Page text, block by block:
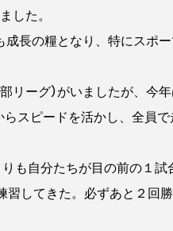
した。
長の糧となり、特にスポ
ーグ）がいましたが、今
スピードを活かし、全員で
も自分たちが目の前の１
してきた。必ずあと２回